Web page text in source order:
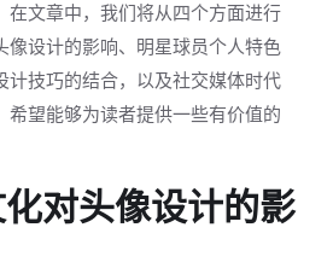
在文章中，我们将从四个方面进行
像设计的影响、明星球员个人特色
计技巧的结合，以及社交媒体时代
希望能够为读者提供一些有价值的
对头像设计的影